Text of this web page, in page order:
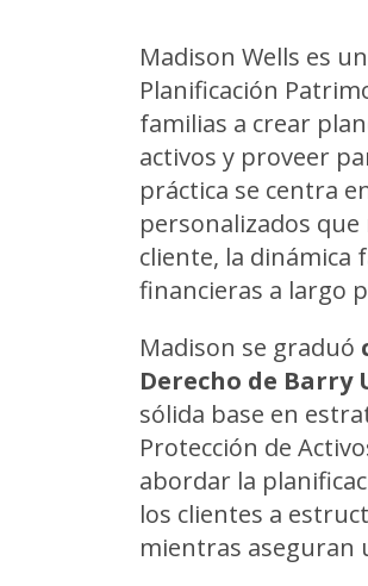
Madison Wells es
Planificación
familias a crear
activos y proveer
práctica se centra
personalizados
cliente, la dinámica
financieras a largo
Madison se graduó
Derecho de Barry
sólida base en
Protección de
abordar la
los clientes a
mientras aseguran